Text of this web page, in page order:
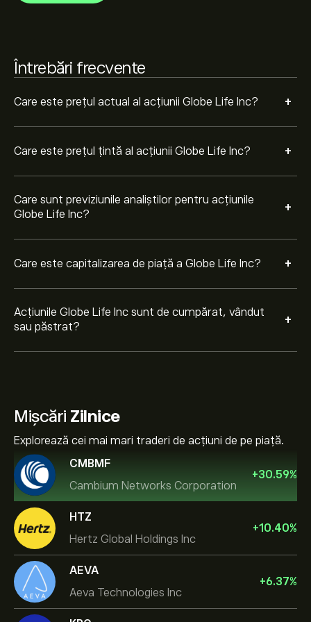
Întrebări frecvente
Care este prețul actual al acțiunii Globe Life Inc? +
Care este prețul țintă al acțiunii Globe Life Inc? +
Care sunt previziunile analiștilor pentru acțiunile
Globe Life Inc?
+
Care este capitalizarea de piață a Globe Life Inc? +
Acțiunile Globe Life Inc sunt de cumpărat, vândut
sau păstrat?
+
puternică.
Mișcări Zilnice
Explorează cei mai mari traderi de acțiuni de pe piață.
CMBMF
Cambium Networks Corporation
+30.59%
HTZ
Hertz Global Holdings Inc
+10.40%
AEVA
Aeva Technologies Inc
+6.37%